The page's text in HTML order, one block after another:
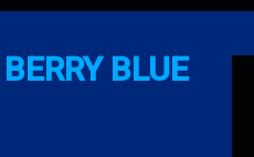
BERRY BLUE